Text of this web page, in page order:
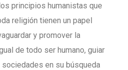
principios humanistas que
religión tienen un papel
y promover la
de todo ser humano, guiar
en su búsqueda